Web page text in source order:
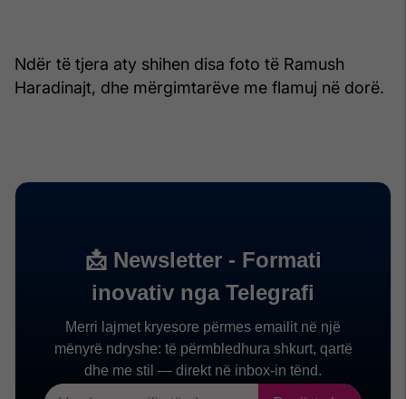
Ndër të tjera aty shihen disa foto të Ramush
Haradinajt, dhe mërgimtarëve me flamuj në dorë.